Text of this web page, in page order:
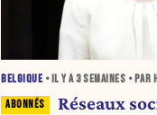
BELGIQUE • IL Y A3 SEMAINES • PAR
Réseaux